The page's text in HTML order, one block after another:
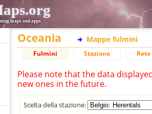
maps and apps
Oceania Mappe fulmini
Fulmini Stazione
Please note that the data
new ones in the future.
Scelta della stazione: